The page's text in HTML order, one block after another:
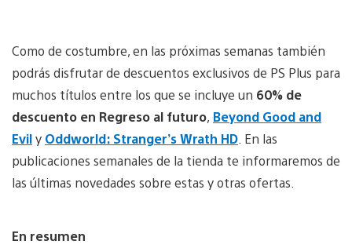
Como de costumbre, en las próximas semanas también
podrás disfrutar de descuentos exclusivos de PS Plus para
muchos títulos entre los que se incluye un 60% de
descuento en Regreso al futuro, Beyond Good and
Evily Oddworld: Stranger’s Wrath HD . En las
publicaciones semanales de la tienda te informaremos de
las últimas novedades sobre estas y otras ofertas.
En resumen